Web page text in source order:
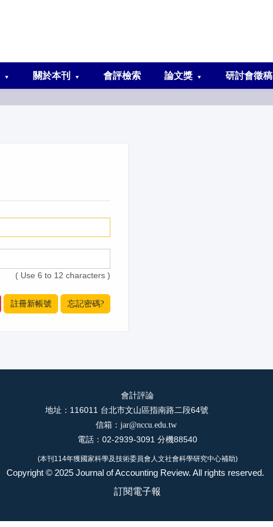
關於本刊 會評檢索 論文獎 研討會徵稿
( Use 6 to 12 characters )
會計評論
地址：116011 台北市文山區指南路二段64號
信箱： jar@nccu.edu.tw
電話：02-2939-3091 分機88540
(本刊114年獲國家科學及技術委員會人文社會科學研究中心補助)
Copyright © 2025 Journal of Accounting Review. All rights reserved.
訂閱電子報